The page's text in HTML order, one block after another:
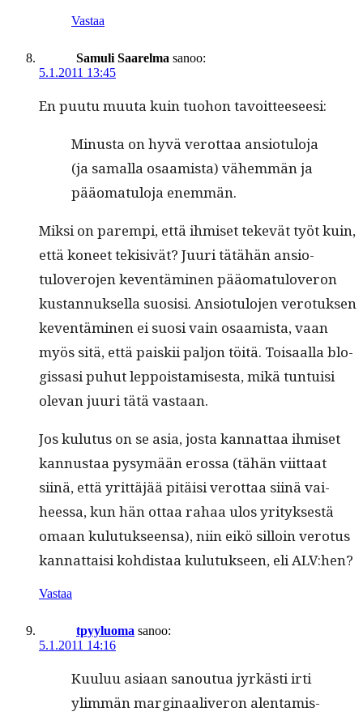
Vastaa
Samuli Saarelma sanoo:
5.1.2011 13:45
En puu­tu muu­ta kuin tuo­hon tavoitteeseesi:
Minus­ta on hyvä verot­taa ansio­tu­lo­ja
(ja samal­la osaamista) vähem­män ja
pääo­mat­u­lo­ja enemmän.
Mik­si on parem­pi, että ihmiset tekevät työt kuin,
että koneet tek­i­sivät? Juuri tätähän ansio­
tulovero­jen keven­tämi­nen pääo­mat­uloveron
kus­tan­nuk­sel­la suo­sisi. Ansio­tu­lo­jen vero­tuk­sen
keven­tämi­nen ei suosi vain osaamista, vaan
myös sitä, että paiskii paljon töitä. Toisaal­la blo­
gis­sasi puhut lep­pois­tamis­es­ta, mikä tun­tu­isi
ole­van juuri tätä vastaan.
Jos kulu­tus on se asia, jos­ta kan­nat­taa ihmiset
kan­nus­taa pysymään erossa (tähän viit­taat
siinä, että yrit­täjää pitäisi verot­taa siinä vai­
heessa, kun hän ottaa rahaa ulos yri­tyk­ses­tä
omaan kulu­tuk­seen­sa), niin eikö sil­loin vero­tus
kan­nat­taisi kohdis­taa kulu­tuk­seen, eli ALV:hen?
Vastaa
tpyyluoma sanoo:
5.1.2011 14:16
Kuu­luu asi­aan sanoutua jyrkästi irti
ylim­män mar­gin­aaliv­eron alen­tamis­